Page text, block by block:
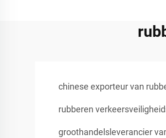
chinese exporteur van
rubberen
groothandelsleverancier